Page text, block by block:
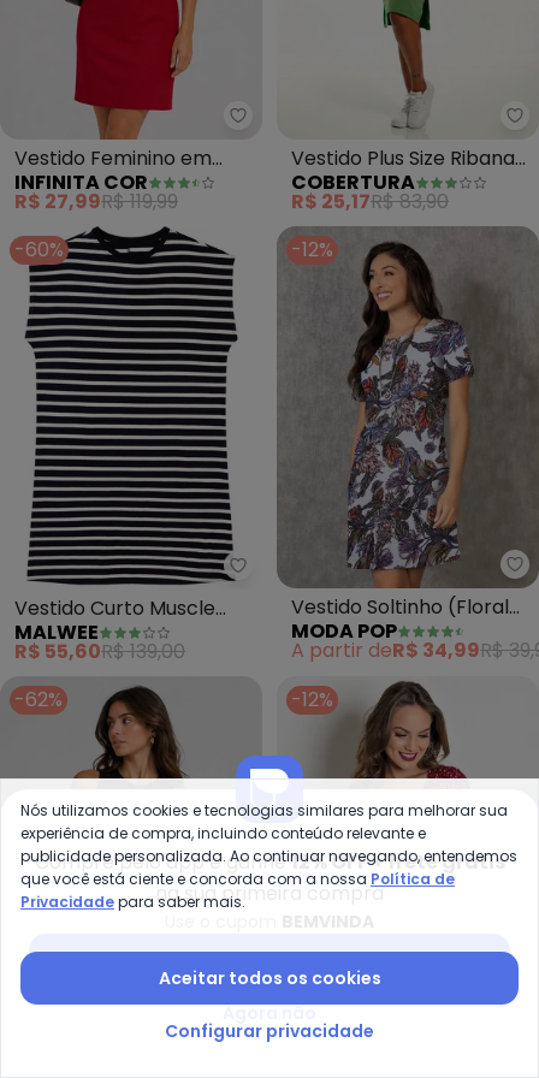
Infinita Cor - Vestido Feminino
Vestido Feminino em
Tecido Henera
(Vermelho)
INFINITA COR
R$ 27,99R$ 119,99
Vestido Plus Size Ribana
(Verde)
COBERTURA
R$ 25,17R$ 83,90
-60%
Malwee - Vestido Curto
Vestido Curto Muscle
Listrado (Preto)
MALWEE
R$ 55,60R$ 139,00
-12%
Vestido Soltinho (Floral
Verde)
MODA POP
A partir deR$ 34,99R$
-62%
Infinita Cor - Vestido Feminino
-12%
Compre pelo app e ganhe12% OFF + frete grátis
na sua primeira compra
Nós utilizamos cookies e tecnologias similares para melhorar sua
experiência de compra, incluindo conteúdo relevante e
publicidade personalizada. Ao continuar navegando, entendemos
que você está ciente e concorda com a nossa Política de
Privacidadepara saber mais.
Aceitar todos os cookies
Configurar privacidade